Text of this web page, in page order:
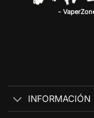
-
INFORMACIÓN